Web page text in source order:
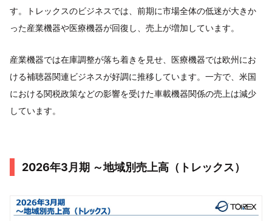
す。トレックスのビジネスでは、前期に市場全体の低迷が大きか
った産業機器や医療機器が回復し、売上が増加しています。
産業機器では在庫調整が落ち着きを見せ、医療機器では欧州にお
ける補聴器関連ビジネスが好調に推移しています。一方で、米国
における関税政策などの影響を受けた車載機器関係の売上は減少
しています。
2026年3月期 ～地域別売上高（トレックス）